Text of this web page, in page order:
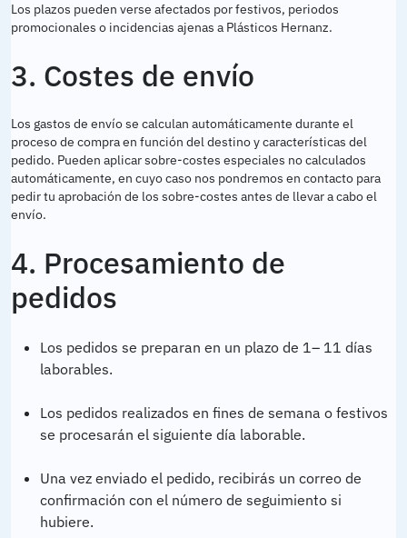
Los plazos pueden verse afectados por festivos, periodos
promocionales o incidencias ajenas a Plásticos Hernanz.
3. Costes de envío
Los gastos de envío se calculan automáticamente durante el
proceso de compra en función del destino y características del
pedido. Pueden aplicar sobre-costes especiales no calculados
automáticamente, en cuyo caso nos pondremos en contacto para
pedir tu aprobación de los sobre-costes antes de llevar a cabo el
envío.
4. Procesamiento de
pedidos
Los pedidos se preparan en un plazo de 1– 11 días
laborables.
Los pedidos realizados en fines de semana o festivos
se procesarán el siguiente día laborable.
Una vez enviado el pedido, recibirás un correo de
confirmación con el número de seguimiento si
hubiere.